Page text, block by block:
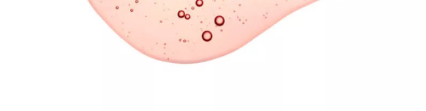
peau
Peau ménopausée
Démaquillants